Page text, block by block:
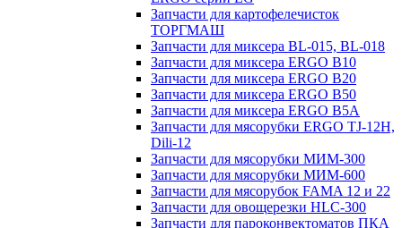
Запчасти для картофелечисток
ТОРГМАШ
Запчасти для миксера BL-015, BL-018
Запчасти для миксера ERGO B10
Запчасти для миксера ERGO B20
Запчасти для миксера ERGO B50
Запчасти для миксера ERGO B5A
Запчасти для мясорубки ERGO TJ-12H,
Dili-12
Запчасти для мясорубки МИМ-300
Запчасти для мясорубки МИМ-600
Запчасти для мясорубок FAMA 12 и 22
Запчасти для овощерезки HLC-300
Запчасти для пароконвектоматов ПКА